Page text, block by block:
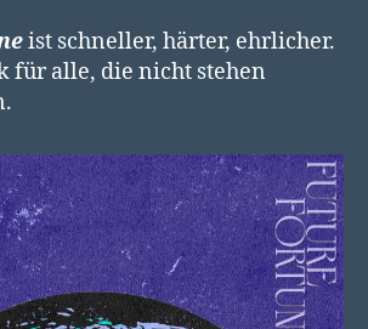
ist schneller, härter, ehrlicher.
für alle, die nicht stehen